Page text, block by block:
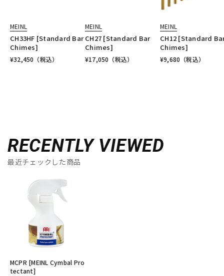
MEINL
CH33HF [Standard Bar
Chimes]
¥32,450 （税込）
MEINL
CH27 [Standard Bar
Chimes]
¥17,050 （税込）
MEINL
CH12 [Standard
Chimes]
¥9,680 （税込）
RECENTLY VIEWED
最近チェックした商品
MCPR [MEINL Cymbal Pro
tectant]